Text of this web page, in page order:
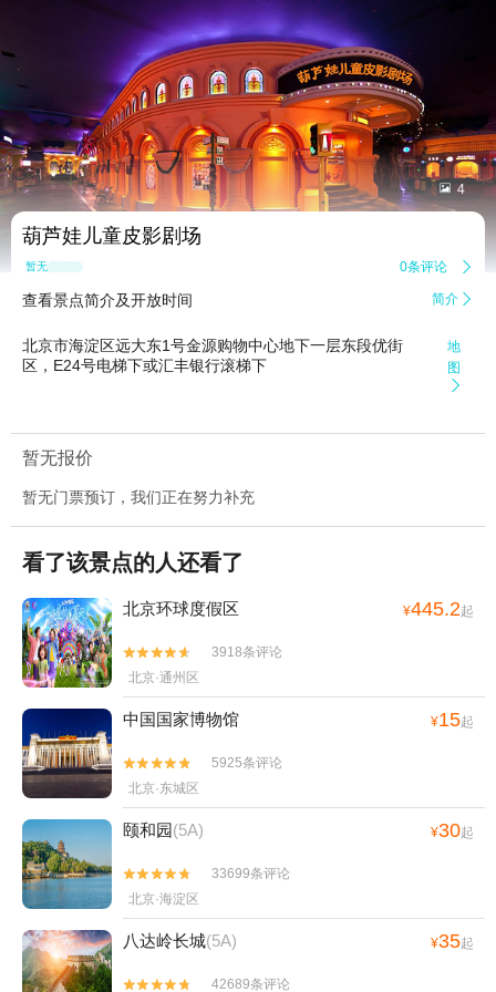
 4
葫芦娃儿童皮影剧场
暂无点评 0条评论 
查看景点简介及开放时间 简介 
北京市海淀区远大东1号金源购物中心地下一层东段优街
区，E24号电梯下或汇丰银行滚梯下
地
图

暂无报价
暂无门票预订，我们正在努力补充
看了该景点的人还看了
北京环球度假区 ¥445.2起


3918条评论
北京·通州区
中国国家博物馆 ¥15起


5925条评论
北京·东城区
颐和园(5A) ¥30起


33699条评论
北京·海淀区
八达岭长城(5A) ¥35起

 42689条评论